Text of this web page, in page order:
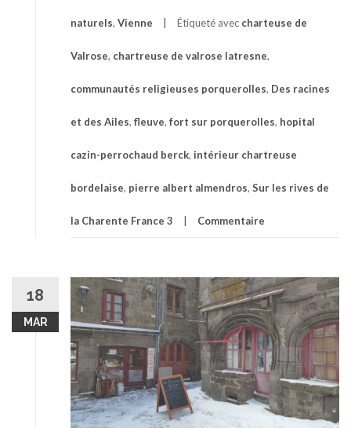
naturels, Vienne Étiqueté avec charteuse de
Valrose, chartreuse de valrose latresne,
communautés religieuses porquerolles, Des racines
et des Ailes, fleuve, fort sur porquerolles, hopital
cazin-perrochaud berck, intérieur chartreuse
bordelaise, pierre albert almendros, Sur les rives de
la Charente France 3 Commentaire
18
MAR